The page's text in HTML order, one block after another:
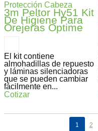
Protección Cabeza
3m Peltor Hy51 Kit
De Higiene Para
Orejeras Optime
El kit contiene
almohadillas de repuesto
y láminas silenciadoras
que se pueden cambiar
fácilmente en...
Cotizar
1 2